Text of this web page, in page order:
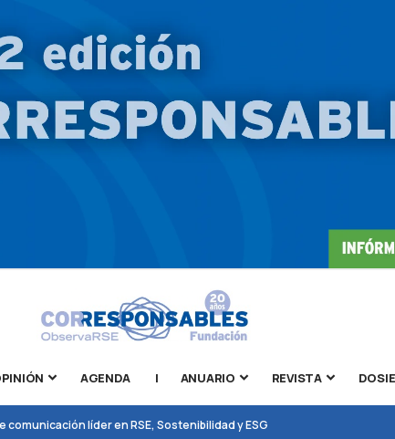
AGENDA | ANUARIO REVISTA
líder en RSE, Sostenibilidad y ESG